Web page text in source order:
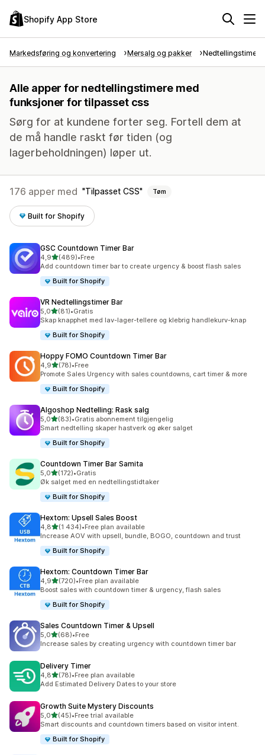
Shopify App Store
Markedsføring og konvertering Mersalg og pakker Nedtellingstimer
Alle apper for nedtellingstimere med
funksjoner for tilpasset css
Sørg for at kundene forter seg. Fortell dem at
de må handle raskt før tiden (og
lagerbeholdningen) løper ut.
176 apper med Tilpasset CSS Tøm
Built for Shopify
GSC Countdown Timer Bar
4,9av 5 stjerner
(489)
Totalt 489 omtaler
•Free
Add countdown timer bar to create urgency & boost flash sales
Built for Shopify
VR Nedtellingstimer Bar
5,0av 5 stjerner
(81)
Totalt 81 omtaler
•Gratis
Skap knapphet med lav-lager-tellere og klebrig handlekurv-knap
Built for Shopify
Hoppy FOMO Countdown Timer Bar
4,9av 5 stjerner
(78)
Totalt 78 omtaler
•Free
Promote Sales Urgency with sales countdowns, cart timer & more
Built for Shopify
Algoshop Nedtelling: Rask salg
5,0av 5 stjerner
(83)
Totalt 83 omtaler
•Gratis abonnement tilgjengelig
Smart nedtelling skaper hastverk og øker salget
Built for Shopify
Countdown Timer Bar Samita
5,0av 5 stjerner
(172)
Totalt 172 omtaler
•Gratis
Øk salget med en nedtellingstidtaker
Built for Shopify
Hextom: Upsell Sales Boost
4,8av 5 stjerner
(1 434)
Totalt 1434 omtaler
•Free plan available
Increase AOV with upsell, bundle, BOGO, countdown and trust
Built for Shopify
Hextom: Countdown Timer Bar
4,9av 5 stjerner
(720)
Totalt 720 omtaler
•Free plan available
Boost sales with countdown timer & urgency, flash sales
Built for Shopify
Sales Countdown Timer & Upsell
5,0av 5 stjerner
(68)
Totalt 68 omtaler
•Free
Increase sales by creating urgency with countdown timer bar
Delivery Timer
4,8av 5 stjerner
(78)
Totalt 78 omtaler
•Free plan available
Add Estimated Delivery Dates to your store
Growth Suite Mystery Discounts
5,0av 5 stjerner
(45)
Totalt 45 omtaler
•Free trial available
Smart discounts and countdown timers based on visitor intent.
Built for Shopify